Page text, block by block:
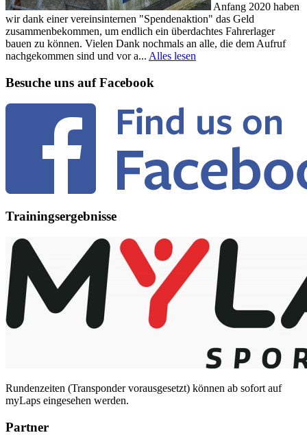
Anfang 2020 haben
wir dank einer vereinsinternen "Spendenaktion" das Geld
zusammenbekommen, um endlich ein überdachtes Fahrerlager
bauen zu können. Vielen Dank nochmals an alle, die dem Aufruf
nachgekommen sind und vor a... Alles lesen
Besuche uns auf Facebook
Trainingsergebnisse
Rundenzeiten (Transponder vorausgesetzt) können ab sofort auf
myLaps eingesehen werden.
Partner